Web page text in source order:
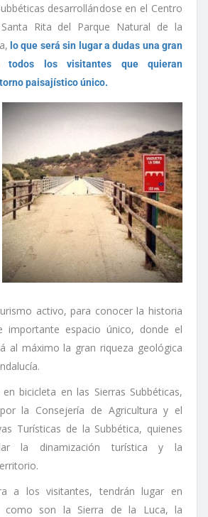
desarrollándose en el Centro
Rita del Parque Natural de la
lo que será sin lugar a dudas una gran
todos los visitantes que quieran
paisajístico único.
activo, para conocer la historia
importante espacio único, donde el
al máximo la gran riqueza geológica
bicicleta en las Sierras Subbéticas,
la Consejería de Agricultura y el
Turísticas de la Subbética, quienes
la dinamización turística y la
a los visitantes, tendrán lugar en
como son la Sierra de la Luca, la